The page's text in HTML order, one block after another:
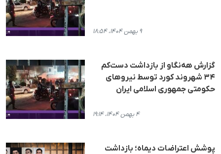
۹ بهمن ۱۴۰۴، ۱۸:۵۴
گزارش هه‌نگاو از بازداشت دست‌کم
۳۴ شهروند کورد توسط نیروهای
حکومتی جمهوری اسلامی ایران
۴ بهمن ۱۴۰۴، ۱۹:۱۴
پوشش اعتراضات دیماه؛ بازداشت